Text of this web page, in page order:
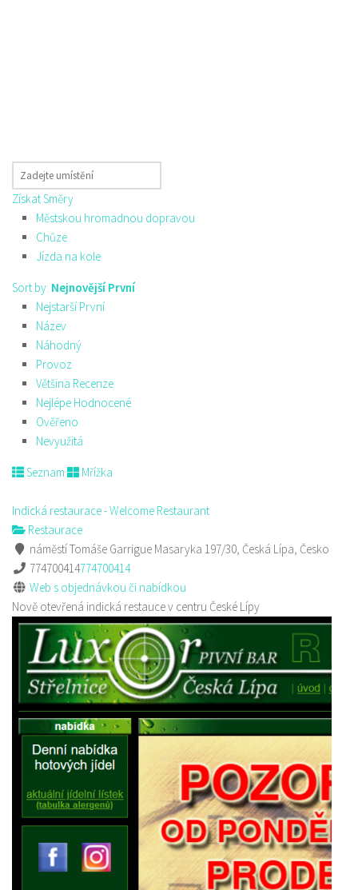
Získat Směry
Městskou hromadnou dopravou
Chůze
Jízda na kole
Sort by: Nejnovější První
Nejstarší První
Název
Náhodný
Provoz
Většina Recenze
Nejlépe Hodnocené
Ověřeno
Nevyužitá
Seznam Mřížka
Indická restaurace - Welcome Restaurant
Restaurace
náměstí Tomáše Garrigue Masaryka 197/30, Česká Lípa, Česko
774700414774700414
Web s objednávkou či nabídkou
Nově otevřená indická restauce v centru České Lípy